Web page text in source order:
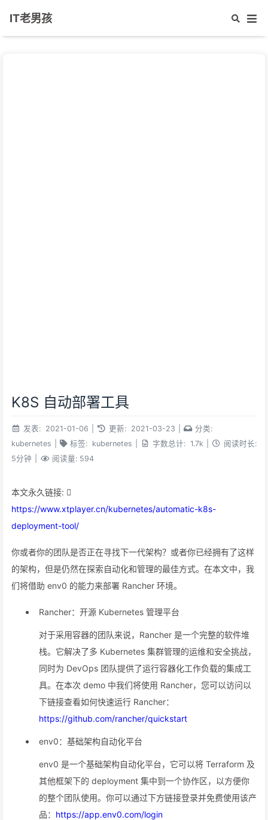
IT老男孩
K8S 自动部署工具
发表: 2021-01-06 更新: 2021-03-23
分类:
kubernetes
标签: kubernetes 字数总计: 1.7k
阅读时长:
5分钟
阅读量: 594
本文永久链接:
https://www.xtplayer.cn/kubernetes/automatic-k8s-
deployment-tool/
你或者你的团队是否正在寻找下一代架构？或者你已经拥有了这样
的架构，但是仍然在探索自动化和管理的最佳方式。在本文中，我
们将借助 env0 的能力来部署 Rancher 环境。
Rancher：开源 Kubernetes 管理平台
对于采用容器的团队来说，Rancher 是一个完整的软件堆
栈。它解决了多 Kubernetes 集群管理的运维和安全挑战，
同时为 DevOps 团队提供了运行容器化工作负载的集成工
具。在本次 demo 中我们将使用 Rancher，您可以访问以
下链接查看如何快速运行 Rancher：
https://github.com/rancher/quickstart
env0：基础架构自动化平台
env0 是一个基础架构自动化平台，它可以将 Terraform 及
其他框架下的 deployment 集中到一个协作区，以方便你
的整个团队使用。你可以通过下方链接登录并免费使用该产
品： https://app.env0.com/login